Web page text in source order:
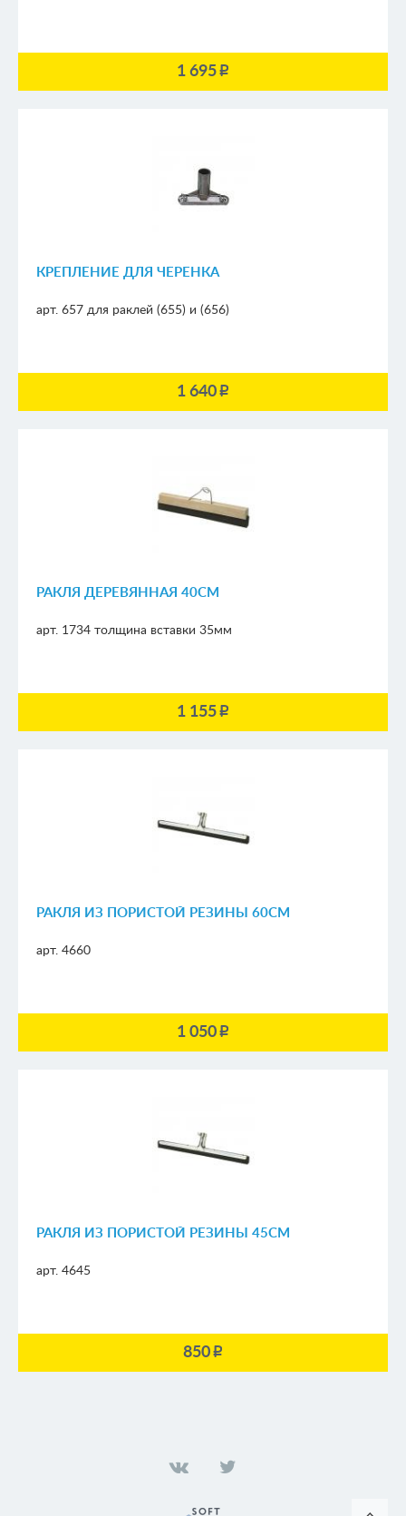
1 695p
КРЕПЛЕНИЕ ДЛЯ ЧЕРЕНКА
арт. 657 для раклей (655) и (656)
1 640p
РАКЛЯ ДЕРЕВЯННАЯ 40СМ
арт. 1734 толщина вставки 35мм
1 155p
РАКЛЯ ИЗ ПОРИСТОЙ РЕЗИНЫ 60СМ
арт. 4660
1 050p
РАКЛЯ ИЗ ПОРИСТОЙ РЕЗИНЫ 45СМ
арт. 4645
850p